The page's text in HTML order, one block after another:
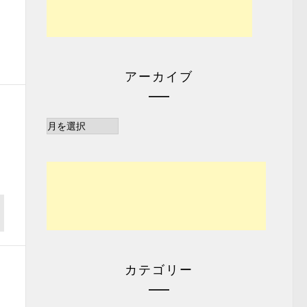
アーカイブ
ア
カテゴリー